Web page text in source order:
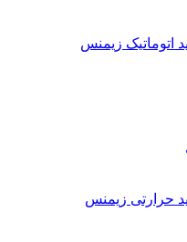
اتوماتیک زیمنس
حرارتی زیمنس